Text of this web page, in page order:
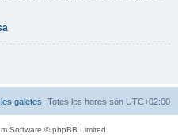
Totes les hores són UTC+02:00
galetes
Software © phpBB Limited